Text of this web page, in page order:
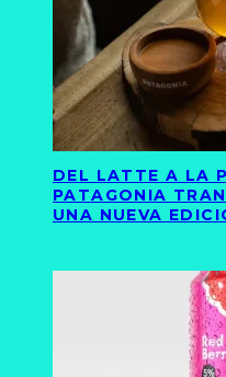
DEL LATTE A LA
PATAGONIA
UNA NUEVA